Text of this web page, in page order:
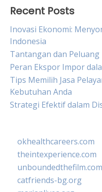
Recent Posts
Inovasi Ekonomi:
Indonesia
Tantangan dan
Peran Ekspor Impor
Tips Memilih Jasa
Kebutuhan Anda
Strategi Efektif dalam
okhealthcareers.com
theintexperience.com
unboundedthefilm.com
catfriends-bg.org